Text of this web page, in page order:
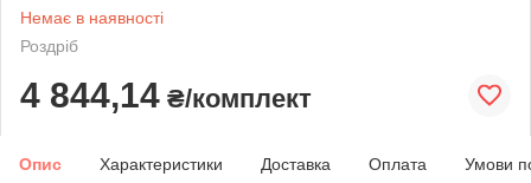
Немає в наявності
Роздріб
4 844,14 ₴/комплект
Опис Характеристики Доставка Оплата Умови